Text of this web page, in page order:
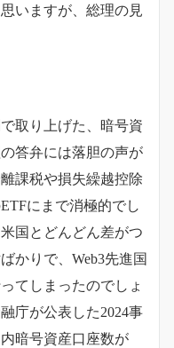
いますが、総理の見
取り上げた、暗号資
答弁には落胆の声が
課税や損失繰越控除
にまで消極的でし
国とどんどん差がつ
かりで、Web3先進国
てしまったのでしょ
庁が公表した2024事
暗号資産口座数が